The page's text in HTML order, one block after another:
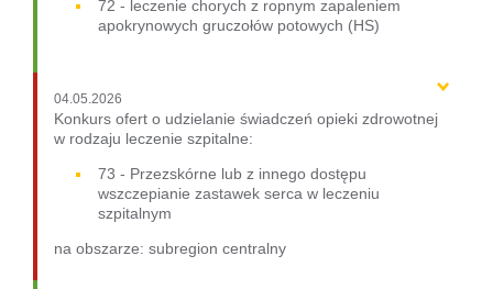
72 - leczenie chorych z ropnym zapaleniem
apokrynowych gruczołów potowych (HS)
04.05.2026
Konkurs ofert o udzielanie świadczeń opieki zdrowotnej
w rodzaju leczenie szpitalne:
73 - Przezskórne lub z innego dostępu
wszczepianie zastawek serca w leczeniu
szpitalnym
na obszarze: subregion centralny